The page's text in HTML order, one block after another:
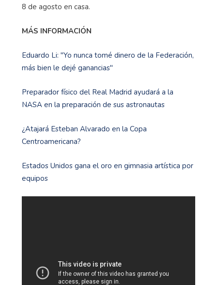
8 de agosto en casa.
MÁS INFORMACIÓN
Eduardo Li: "Yo nunca tomé dinero de la Federación,
más bien le dejé ganancias"
Preparador físico del Real Madrid ayudará a la
NASA en la preparación de sus astronautas
¿Atajará Esteban Alvarado en la Copa
Centroamericana?
Estados Unidos gana el oro en gimnasia artística por
equipos